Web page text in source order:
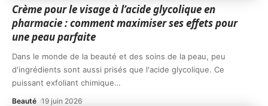
Crème pour le visage à l’acide glycolique en
pharmacie : comment maximiser ses effets pour
une peau parfaite
Dans le monde de la beauté et des soins de la peau, peu
d'ingrédients sont aussi prisés que l'acide glycolique. Ce
puissant exfoliant chimique…
Beauté 19 juin 2026